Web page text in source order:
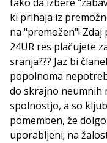
ki prihaja iz
na "premožen"! Zdaj
24UR res plačujete
sranja??? Jaz bi
popolnoma
do skrajno neumnih
spolnostjo, a so
pomemben, že
uporabljeni; na